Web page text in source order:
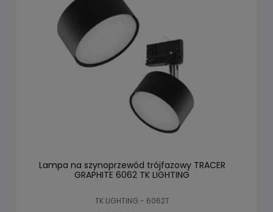
Lampa na szynoprzewód trójfazowy TRACER
GRAPHITE 6062 TK LIGHTING
TK LIGHTING - 6062T